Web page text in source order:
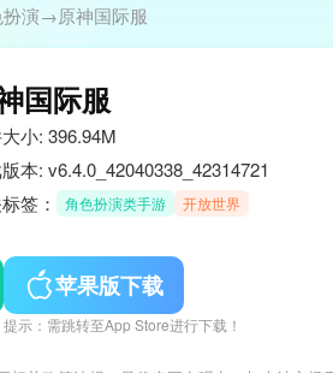
演→原神国际服
国际服
小: 396.94M
本: v6.4.0_42040338_42314721
签：
角色扮演类手游 开放世界
苹果版下载
提示：需跳转至App Store进行下载！